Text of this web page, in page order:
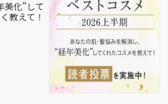
美化”して
教えて！